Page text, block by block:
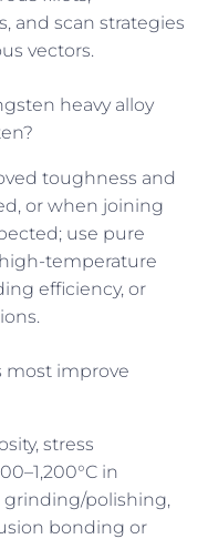
and scan strategies
vectors.
heavy alloy
toughness and
or when joining
use pure
temperature
efficiency, or
most improve
stress
in
polishing,
bonding or